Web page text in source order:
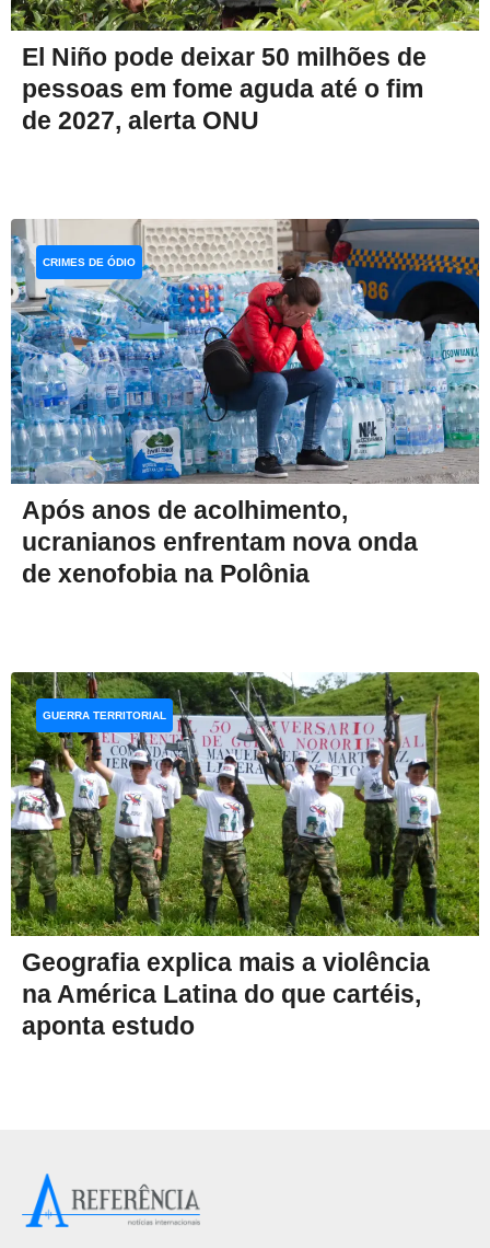
El Niño pode deixar 50 milhões de
pessoas em fome aguda até o fim
de 2027, alerta ONU
Após anos de acolhimento,
ucranianos enfrentam nova onda
de xenofobia na Polônia
CRIMES DE ÓDIO
Geografia explica mais a violência
na América Latina do que cartéis,
aponta estudo
GUERRA TERRITORIAL